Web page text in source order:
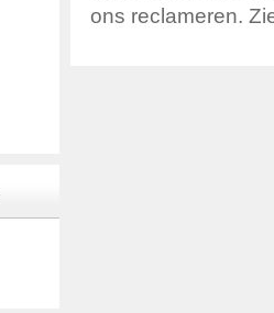
ons reclameren.